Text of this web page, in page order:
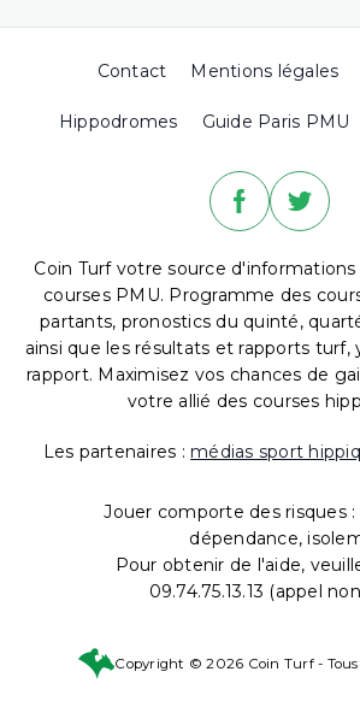
Contact Mentions légales
Hippodromes Guide Paris PMU
Coin Turf votre source
courses PMU. Programme des
partants, pronostics du quinté,
ainsi que les résultats et rapports turf,
rapport. Maximisez vos chances de
votre allié des courses
Les partenaires : médias sport
Jouer comporte des risques
dépendance,
Pour obtenir de l'aide,
09.74.75.13.13 (appel
Copyright © 2026 Coin Turf - Tous